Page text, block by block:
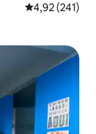
Évaluation
4,92 (241)